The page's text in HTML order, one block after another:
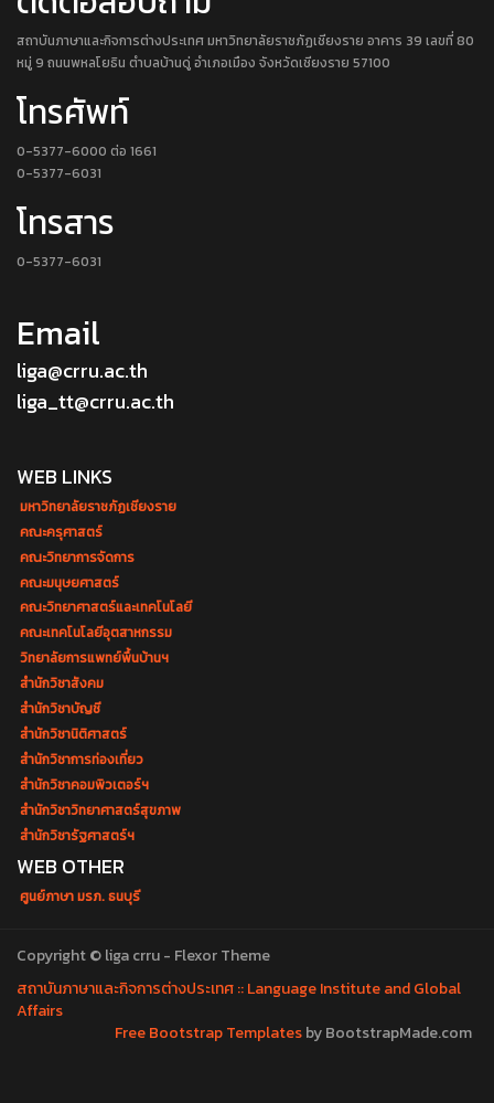
สถาบันภาษาและกิจการต่างประเทศ มหาวิทยาลัยราชภัฏเชียงราย อาคาร 39 เลขที่ 80
หมู่ 9 ถนนพหลโยธิน ตำบลบ้านดู่ อำเภอเมือง จังหวัดเชียงราย 57100
โทรศัพท์
0-5377-6000 ต่อ 1661
0-5377-6031
โทรสาร
0-5377-6031
Email
liga@crru.ac.th
liga_tt@crru.ac.th
WEB LINKS
มหาวิทยาลัยราชภัฏเชียงราย
คณะครุศาสตร์
คณะวิทยาการจัดการ
คณะมนุษยศาสตร์
คณะวิทยาศาสตร์และเทคโนโลยี
คณะเทคโนโลยีอุตสาหกรรม
วิทยาลัยการแพทย์พื้นบ้านฯ
สำนักวิชาสังคม
สำนักวิชาบัญชี
สำนักวิชานิติศาสตร์
สำนักวิชาการท่องเที่ยว
สำนักวิชาคอมพิวเตอร์ฯ
สำนักวิชาวิทยาศาสตร์สุขภาพ
สำนักวิชารัฐศาสตร์ฯ
WEB OTHER
ศูนย์ภาษา มรภ. ธนบุรี
Copyright © liga crru - Flexor Theme
สถาบันภาษาและกิจการต่างประเทศ :: Language Institute and Global
Affairs
Free Bootstrap Templatesby BootstrapMade.com